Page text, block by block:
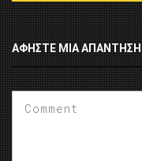
ΑΦΉΣΤΕ ΜΙΑ ΑΠΆΝΤΗΣΗ